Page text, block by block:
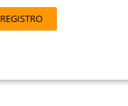
REGISTRO